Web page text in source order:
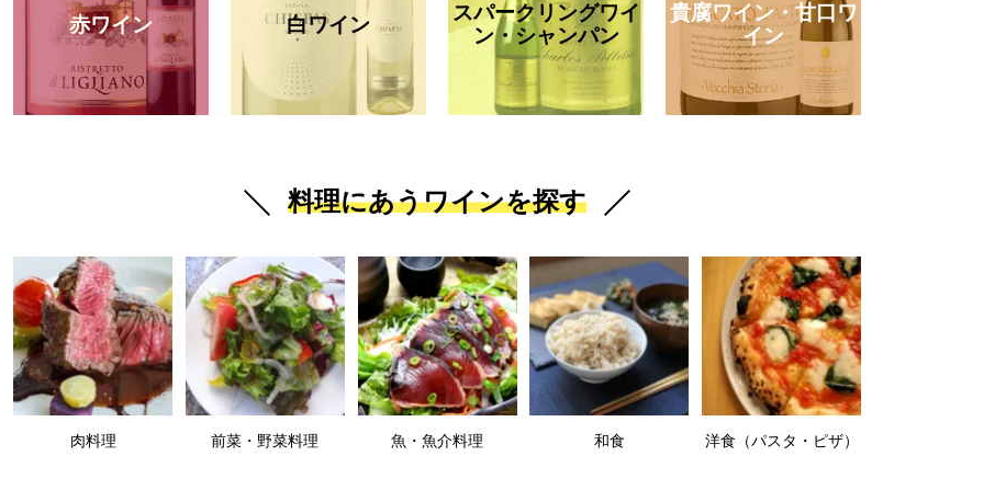
赤ワイン 白ワイン
スパークリングワイ
ン・シャンパン
貴腐ワイン・甘口ワ
イン
料理にあうワインを探す
肉料理 前菜・野菜料理 魚・魚介料理 和食 洋食（パスタ・ピザ）